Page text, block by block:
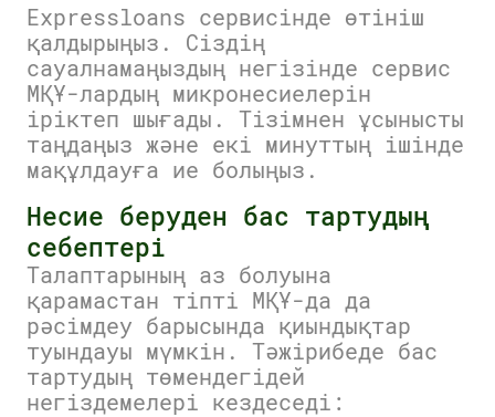
Expressloans сервисінде өтініш
қалдырыңыз. Сіздің
сауалнамаңыздың негізінде сервис
МҚҰ-лардың микронесиелерін
іріктеп шығады. Тізімнен ұсынысты
таңдаңыз және екі минуттың ішінде
мақұлдауға ие болыңыз.
Несие беруден бас тартудың
себептері
Талаптарының аз болуына
қарамастан тіпті МҚҰ-да да
рәсімдеу барысында қиындықтар
туындауы мүмкін. Тәжірибеде бас
тартудың төмендегідей
негіздемелері кездеседі: